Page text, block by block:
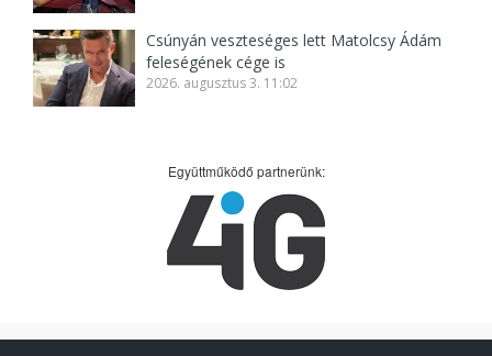
Csúnyán veszteséges lett Matolcsy Ádám
feleségének cége is
2026. augusztus 3. 11:02
Együttműködő partnerünk: